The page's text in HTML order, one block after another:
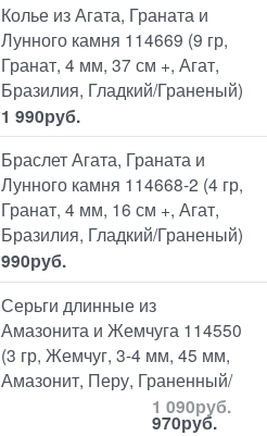
Колье из Агата, Граната и
Лунного камня 114669 (9 гр,
Гранат, 4 мм, 37 см +, Агат,
Бразилия, Гладкий/Граненый)
1 990руб.
Браслет Агата, Граната и
Лунного камня 114668-2 (4 гр,
Гранат, 4 мм, 16 см +, Агат,
Бразилия, Гладкий/Граненый)
990руб.
Серьги длинные из
Амазонита и Жемчуга 114550
(3 гр, Жемчуг, 3-4 мм, 45 мм,
Амазонит, Перу, Граненный/
1 090руб.
970руб.